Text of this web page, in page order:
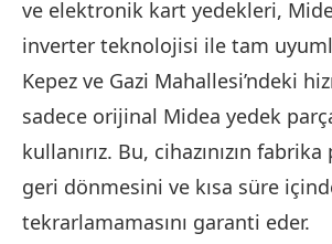
ve elektronik kart yedekleri,
inverter teknolojisi ile tam
Kepez ve Gazi Mahallesi’ndeki
sadece orijinal Midea yedek
kullanırız. Bu, cihazınızın
geri dönmesini ve kısa süre
tekrarlamamasını garanti eder.